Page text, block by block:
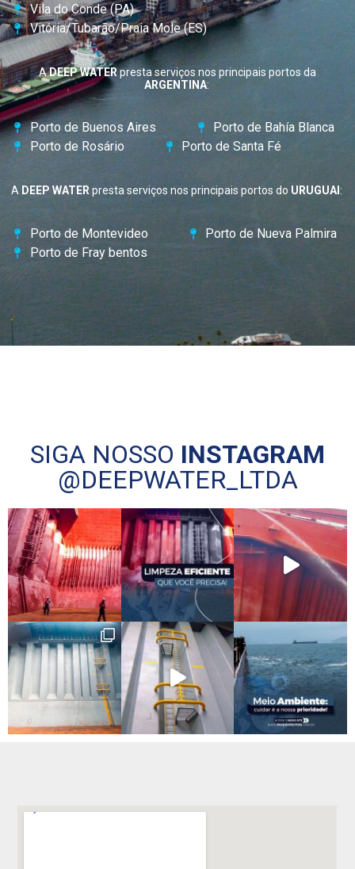
Vila do Conde (PA)
Vitória/Tubarão/Praia Mole (ES)
ADEEP WATERpresta serviços nos principais portos da
ARGENTINA:
Porto de Buenos Aires
Porto de Bahía Blanca
Porto de Rosário
Porto de Santa Fé
A DEEP WATER presta serviços nos principais portos do URUGUAI :
Porto de Montevideo
Porto de Nueva Palmira
Porto de Fray bentos
SIGA NOSSO INSTAGRAM
@DEEPWATER_LTDA